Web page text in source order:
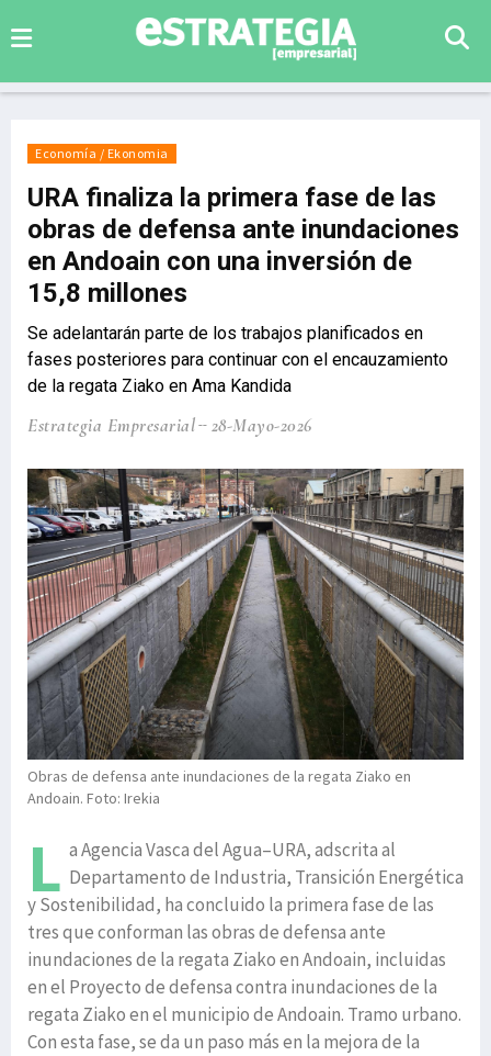
Economía / Ekonomia
URA finaliza la primera fase de las
obras de defensa ante inundaciones
en Andoain con una inversión de
15,8 millones
Se adelantarán parte de los trabajos planificados en
fases posteriores para continuar con el encauzamiento
de la regata Ziako en Ama Kandida
Estrategia Empresarial 28-Mayo-2026
Obras de defensa ante inundaciones de la regata Ziako en
Andoain. Foto: Irekia
L a Agencia Vasca del Agua–URA, adscrita al
Departamento de Industria, Transición Energética
y Sostenibilidad, ha concluido la primera fase de las
tres que conforman las obras de defensa ante
inundaciones de la regata Ziako en Andoain, incluidas
en el Proyecto de defensa contra inundaciones de la
regata Ziako en el municipio de Andoain. Tramo urbano.
Con esta fase, se da un paso más en la mejora de la